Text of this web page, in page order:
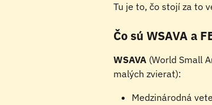
Tu je to, čo stojí za to
Čo sú WSAVA a
WSAVA (World Small
malých zvierat):
Medzinárodná